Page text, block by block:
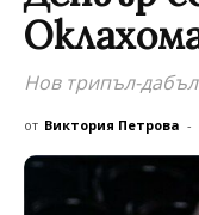
Нов трипъл-
от Виктория Петрова -